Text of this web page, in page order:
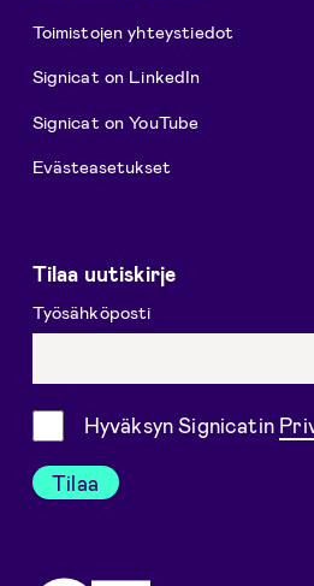
Toimistojen yhteystiedot
Signicat on LinkedIn
Signicat on YouTube
Evästeasetukset
Tilaa uutiskirje
Työsähköposti
Suostumus
Hyväksyn Signicatin
Tilaa